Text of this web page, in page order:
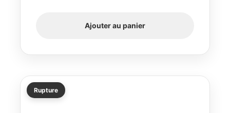
Ajouter au panier
Rupture